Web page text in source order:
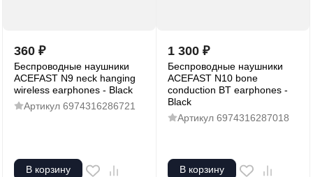
360 ₽
Беспроводные наушники
ACEFAST N9 neck hanging
wireless earphones - Black
Артикул 6974316286721
В корзину
1 300 ₽
Беспроводные наушники
ACEFAST N10 bone
conduction BT earphones -
Black
Артикул 6974316287018
В корзину